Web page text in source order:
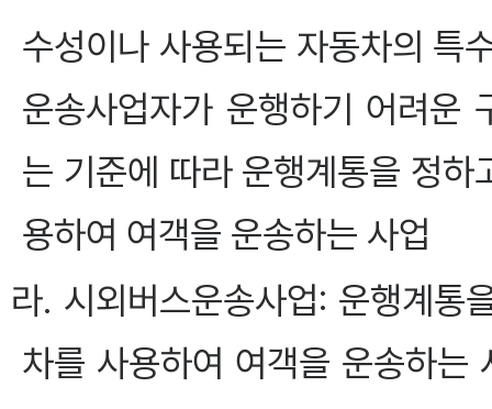
수성이나 사용되는 자동차의 특
운송사업자가 운행하기 어려운
는 기준에 따라 운행계통을 정
용하여 여객을 운송하는 사업
라. 시외버스운송사업: 운행계통
차를 사용하여 여객을 운송하는